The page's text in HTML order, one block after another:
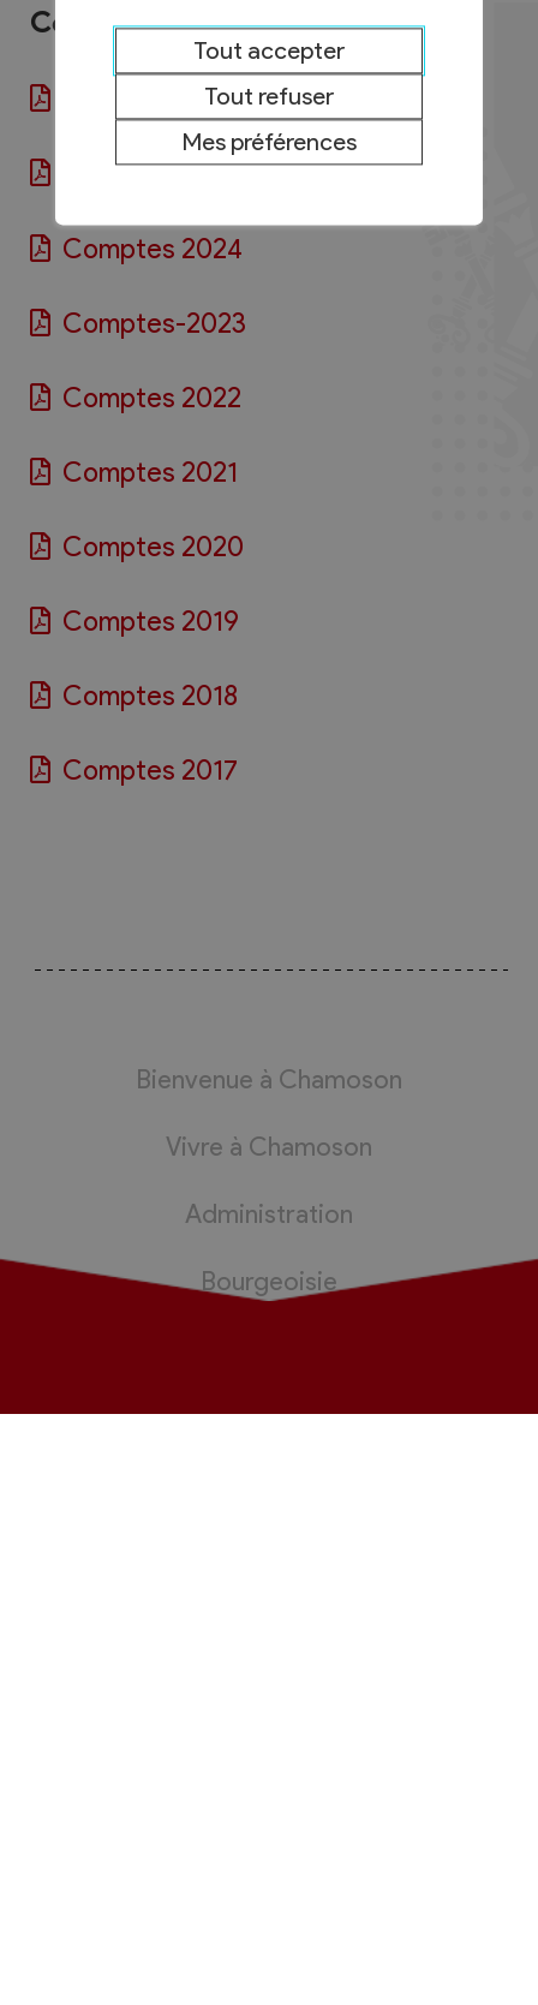
Comptes de la municipalité
Rapport sur les comptes
Comptes 2025
Comptes 2024
Comptes-2023
Comptes 2022
Comptes 2021
Comptes 2020
Comptes 2019
Comptes 2018
Comptes 2017
Bienvenue à Chamoson
Vivre à Chamoson
Administration
Bourgeoisie
Tout accepter
Tout refuser
Mes préférences